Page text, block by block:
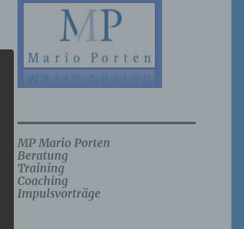
MP Mario Porten
Beratung
Training
Coaching
Impulsvorträge